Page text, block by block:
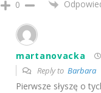
0
martanovacka
Reply to Barbara
Pierwsze słyszę o